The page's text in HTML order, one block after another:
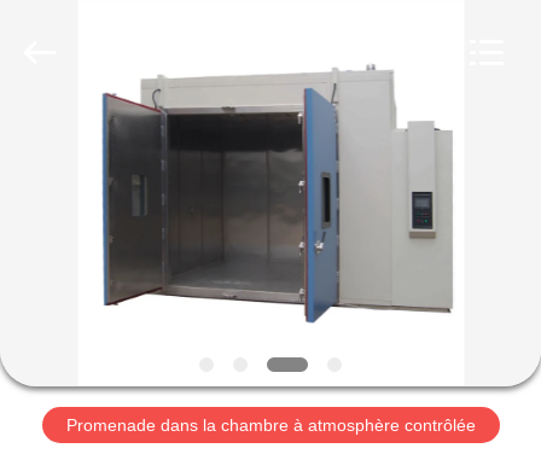
MAISON
PRODUITS
DE
NOUS
Promenade dans la chambre à atmosphère contrôlée